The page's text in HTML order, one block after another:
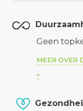
Geen
MEER OVER